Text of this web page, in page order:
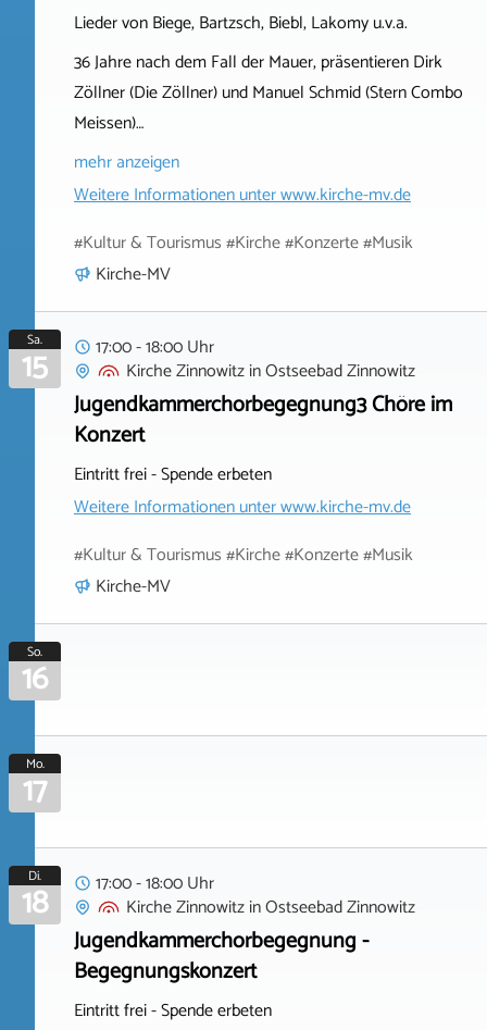
Lieder von Biege, Bartzsch, Biebl, Lakomy u.v.a.
36 Jahre nach dem Fall der Mauer, präsentieren Dirk
Zöllner (Die Zöllner) und Manuel Schmid (Stern Combo
Meissen)…
mehr anzeigen
Weitere Informationen unterwww.kirche-mv.de
#Kultur & Tourismus #Kirche #Konzerte #Musik
Kirche-MV
Sa.
15
17:00 - 18:00 Uhr
Kirche ZinnowitzinOstseebad Zinnowitz
Jugendkammerchorbegegnung3 Chöre im
Konzert
Eintritt frei - Spende erbeten
Weitere Informationen unterwww.kirche-mv.de
#Kultur & Tourismus #Kirche #Konzerte #Musik
Kirche-MV
So.
16
Mo.
17
Di.
18
17:00 - 18:00 Uhr
Kirche ZinnowitzinOstseebad Zinnowitz
Jugendkammerchorbegegnung -
Begegnungskonzert
Eintritt frei - Spende erbeten